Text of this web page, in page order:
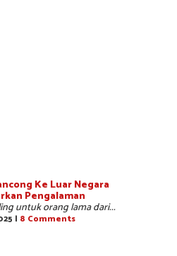
Ke Luar Negara
Pengalaman
untuk orang lama dari...
| 8 Comments